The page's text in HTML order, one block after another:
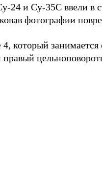
24 и Су-35С ввели в
фотографии
который занимается